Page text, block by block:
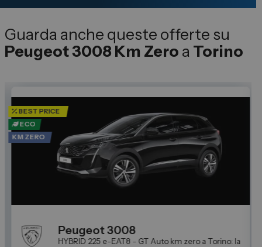
Guarda anche queste offerte su
Peugeot 3008 Km Zero a Torino
Torino: Trova l'auto usata perfetta per Te da Spazio
BEST PRICE
ECO
KM ZERO
Peugeot3008
HYBRID 225 e-EAT8 - GTAuto km zero a Torino: la